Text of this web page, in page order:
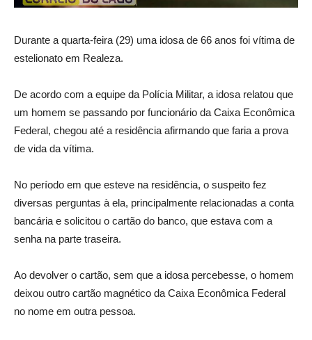
Durante a quarta-feira (29) uma idosa de 66 anos foi vítima de
estelionato em Realeza.
De acordo com a equipe da Polícia Militar, a idosa relatou que
um homem se passando por funcionário da Caixa Econômica
Federal, chegou até a residência afirmando que faria a prova
de vida da vítima.
No período em que esteve na residência, o suspeito fez
diversas perguntas à ela, principalmente relacionadas a conta
bancária e solicitou o cartão do banco, que estava com a
senha na parte traseira.
Ao devolver o cartão, sem que a idosa percebesse, o homem
deixou outro cartão magnético da Caixa Econômica Federal
no nome em outra pessoa.